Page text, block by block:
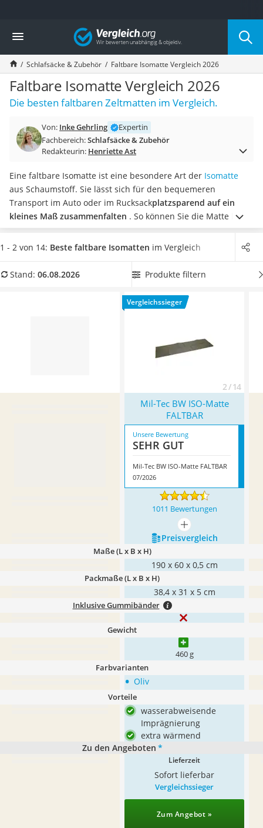
Die beliebtesten Vergleiche nach Kategorie
Freizeit & Sport
Gartentrampolin
Trampolin
Metalldetektor
Eufab-Fahrradträger
Trampolin 366 cm
Aluminium-Koffer
Futterboot
E-Bike-Dreirad
Trekkingschuhe Herren
Reisetasche mit Rollen
Klimmzugstation
Koffer
Nachtsichtgerät
Handgepäck-Koffer
Vergleich
Schlafsäcke & Zubehör Faltbare Isomatte Vergleich 2026
Faltbare Isomatte Vergleich 2026
Die besten faltbaren Zeltmatten im Vergleich.
Von: Inke Gehrling
Expertin
Fachbereich:Schlafsäcke & Zubehör
Redakteurin: Henriette Ast
Eine faltbare Isomatte ist eine besondere Art der Isomatte
aus Schaumstoff. Sie lässt sich für den bequemeren
Transport im Auto oder im Rucksackplatzsparend auf ein
kleines Maß zusammenfalten . So können Sie die Matte bei
Nichtgebrauch viel einfacher im Gepäck verstauen als
aufgerollte Isomatten, und auch leichter zu Hause im Schrank
jetzt ein leichtes und praktisches Exemplar aus unserem
August 2026 besonders das ModellMil-Tec BW ISO-Matte
mit seinen Eigenschaften.
1 - 2 von 14: Beste faltbare Isomatten im Vergleich
Stand: 06.08.2026 Produkte filtern
Vergleichssieger
2 / 14
Mil-Tec BW ISO-Matte
FALTBAR
Unsere Bewertung
SEHR GUT
Mil-Tec BW ISO-Matte FALTBAR
07/2026
1011 Bewertungen
mehr anzeigen
Preis­vergleich
Maße (L x B x H)
190 x 60 x 0,5 cm
Packmaße (L x B x H)
‎38,4 x 31 x 5 cm
Inklusive Gummibänder
Gewicht
460 g
Farbvarianten
• Oliv
Vorteile
wasserabweisende
Imprägnierung
extra wärmend
Zu den Angeboten *
Lieferzeit
Sofort lieferbar
Vergleichssieger
Zum Angebot »